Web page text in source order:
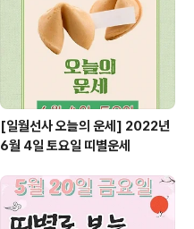
[일월선사 오늘의 운세] 2022년
6월 4일 토요일 띠별운세